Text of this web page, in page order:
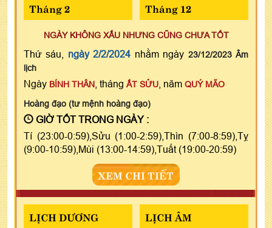
Tháng 2 Tháng 12
NGÀY KHÔNG XẤU NHƯNG CŨNG CHƯA TỐT
Thứ sáu, ngày 2/2/2024 nhằm ngày 23/12/2023 Âm
lịch
Ngày BÍNH THÂN , tháng ẤT SỬU , năm QUÝ MÃO
Hoàng đạo (tư mệnh hoàng đạo)
GIỜ TỐT TRONG NGÀY :
Tí (23:00-0:59),Sửu (1:00-2:59),Thìn (7:00-8:59),Tỵ
(9:00-10:59),Mùi (13:00-14:59),Tuất (19:00-20:59)
XEM CHI TIẾT
LỊCH DƯƠNG LỊCH ÂM